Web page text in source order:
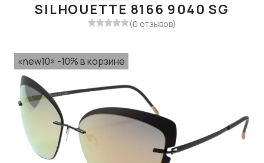
SILHOUETTE 8166 9040 SG
(0 отзывов)
«new10» -10% в корзине